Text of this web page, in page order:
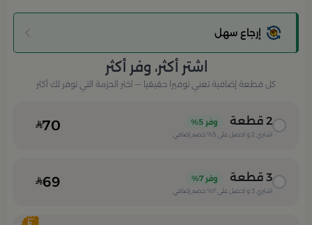
إرجاع سهل
اشتر أكثر، وفر أكثر
كل قطعة إضافية تعني توفيرا حقيقيا — اختر الحزمة التي توفر لك أكثر
2 قطعة وفر 5%
اشتري 2 و احصل على 5% خصم إضافي 70
3 قطعة وفر 7%
اشتري 3 و احصل على 7% خصم إضافي 69